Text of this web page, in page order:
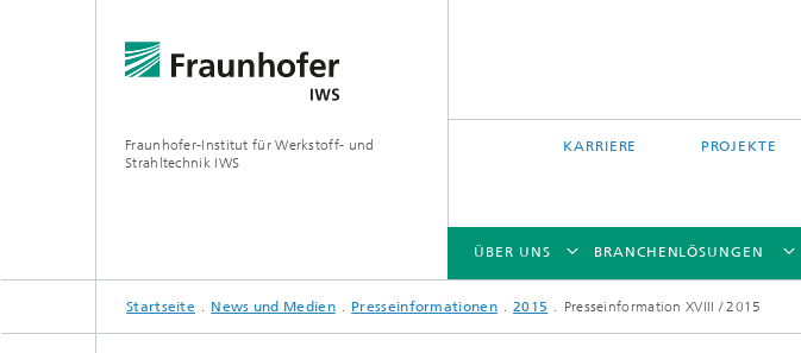
Fraunhofer-Institut für Werkstoff- und
Strahltechnik IWS
KARRIERE PROJEKTE
ÜBER UNS
ÜBER UNS
BRANCHENLÖSUNGEN
BRANCHENLÖSUNGEN
ZUKUNFT UND INNOVATION
TECHNOLOGIEN UND KOMPETENZEN
Startseite News und Medien Presseinformationen 2015 Presseinformation XVIII / 2015